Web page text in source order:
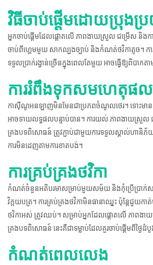
វិធីចាប់ផ្តើមដោយប្រុងប្រ
អ្នកចាប់ផ្តើមដែលផ្តោតលើ ភាពងាយស្រួល ជម្រើស និង
ចាប់ពីហ្គេមមួយ សាកល្បងច្បាប់ និងកំណត់ថវិកាតូច។ កា
ទទួលប្រាក់រង្វាន់ច្រើនក្នុងពេលតែមួយ អាចធ្វើឱ្យពិបាក
ការរំពឹងទុកសមហេតុផល
កាស៊ីណូអនឡាញមិនមែនជាប្រភពចំណូលថេរ។ ទោះមាន
អាចទាយលទ្ធផលបន្ទាប់បាន។ ការយល់ ភាពងាយស្រួល
គ្រងបទពិសោធន៍ ត្រូវភ្ជាប់ជាមួយការទទួលស្គាល់ហានិ
ការមិនដេញតាមការខាតបង់។
ការគ្រប់គ្រងថវិកា
កំណត់ចំនួនអតិបរមាសម្រាប់មួយសម័យ និងកុំប្រើប្រាក់សម្រ
វិក្កយបត្រ។ ការគ្រប់គ្រងថវិកាមិនធានាឈ្នះ ប៉ុន្តែជួយក
ថវិកាអស់ ត្រូវឈប់។ សម្រាប់អ្នកដែលផ្តោតលើ ភាពងា
គ្រងបទពិសោធន៍ នេះគឺជាទម្លាប់ដែលគួរចាប់ផ្តើមពីថ្ងៃដំ
កំណត់ពេលលេង